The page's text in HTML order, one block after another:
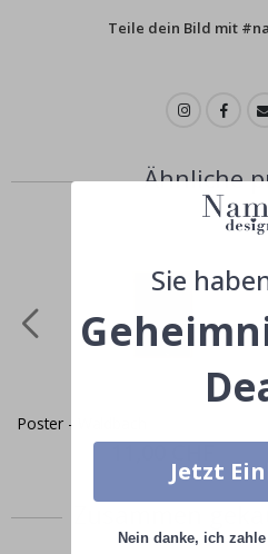
Teile dein Bild mit
Ähnliche
Poster - Waldbach
Special
Sie
Jetzt
Nein danke, ich